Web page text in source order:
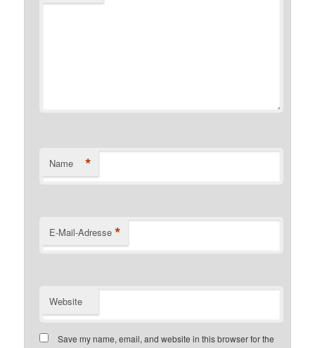
Name *
E-Mail-Adresse *
Website
Save my name, email, and website in this browser for the